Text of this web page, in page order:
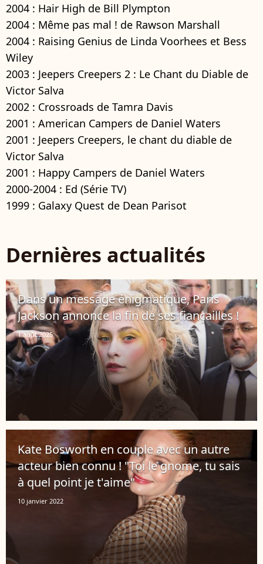
2004 : Hair High de Bill Plympton
2004 : Même pas mal ! de Rawson Marshall
2004 : Raising Genius de Linda Voorhees et Bess
Wiley
2003 : Jeepers Creepers 2 : Le Chant du Diable de
Victor Salva
2002 : Crossroads de Tamra Davis
2001 : American Campers de Daniel Waters
2001 : Jeepers Creepers, le chant du diable de
Victor Salva
2001 : Happy Campers de Daniel Waters
2000-2004 : Ed (Série TV)
1999 : Galaxy Quest de Dean Parisot
Dernières actualités
Dans un message énigmatique, Paris
Jackson annonce la fin de ses fiançailles !
1 août 2025
Kate Bosworth en couple avec un autre
acteur bien connu ! "Toi le gnome, tu sais
à quel point je t'aime"
10 janvier 2022